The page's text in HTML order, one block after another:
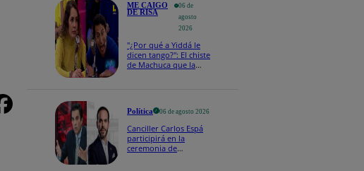
ME CAIGO
DE RISA
06 de
agosto
2026
"¿Por qué a Yiddá le
dicen tango?": El chiste
de Machuca que la
Política 06 de agosto 2026
Canciller Carlos Espá
participirá en la
ceremonia de